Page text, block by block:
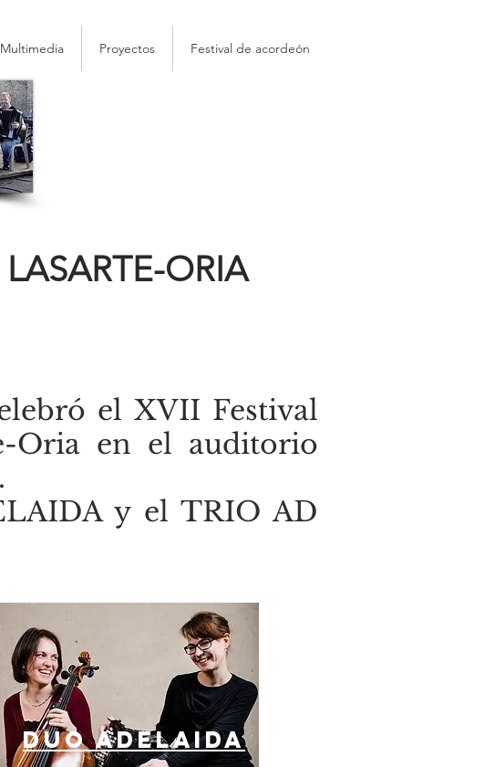
Multimedia Proyectos Festival de acordeón
ORIA
el XVII Festival
Oria en el auditorio
y el TRIO AD
DUO ADELAIDA